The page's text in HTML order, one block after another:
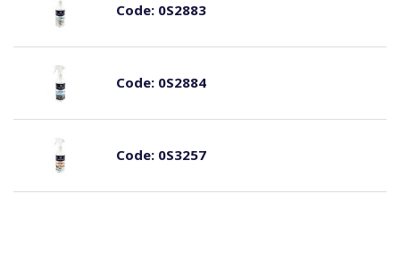
Code:0S2883
Code:0S2884
Code:0S3257